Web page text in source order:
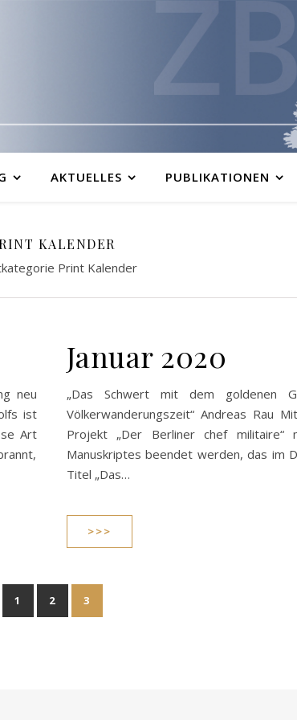
AKTUELLES PUBLIKATIONEN
KALENDER
Print Kalender
neu
ist
Art
Januar 2020
„Das Schwert mit dem goldenen
Völkerwanderungszeit“ Andreas Rau
Projekt „Der Berliner chef militaire“
Manuskriptes beendet werden, das im
Titel „Das…
>>>
1 2 3